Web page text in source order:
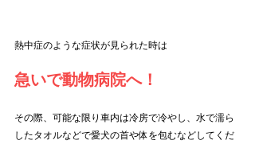
熱中症のような症状が見られた時は
急いで動物病院へ！
その際、可能な限り車内は冷房で冷やし、水で濡ら
したタオルなどで愛犬の首や体を包むなどしてくだ